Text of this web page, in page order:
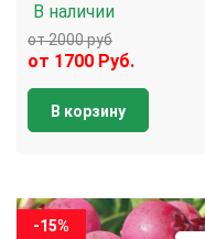
В наличии
от 2000 руб
от 1700 Руб.
В корзину
-15%